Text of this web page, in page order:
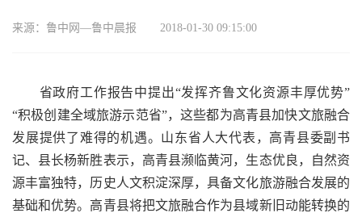
来源： 鲁中网—鲁中晨报 2018-01-30 09:15:00
省政府工作报告中提出“发挥齐鲁文化资源丰厚优势”
“积极创建全域旅游示范省”，这些都为高青县加快文旅融合
发展提供了难得的机遇。山东省人大代表，高青县委副书
记、县长杨新胜表示，高青县濒临黄河，生态优良，自然资
源丰富独特，历史人文积淀深厚，具备文化旅游融合发展的
基础和优势。高青县将把文旅融合作为县域新旧动能转换的